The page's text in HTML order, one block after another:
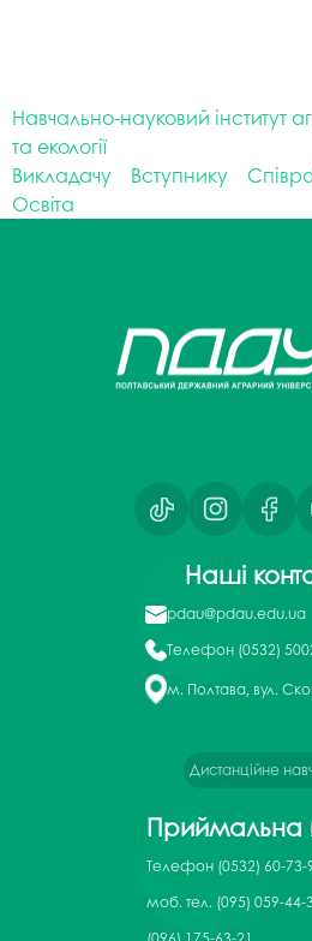
Навчально-науковий інститут
та екології
Викладачу
Вступнику
Освіта
Наші
pdau@pdau.edu.ua
Телефон (0532)
м. Полтава, вул.
Дистанційне
Приймальна
Телефон (0532) 60-73-
моб. тел. (095) 059-44-